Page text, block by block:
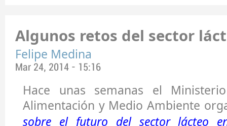
Algunos retos del sector
Felipe Medina
Mar 24, 2014 - 15:16
Hace unas semanas el
Alimentación y Medio Ambiente
sobre el futuro del sector lácteo